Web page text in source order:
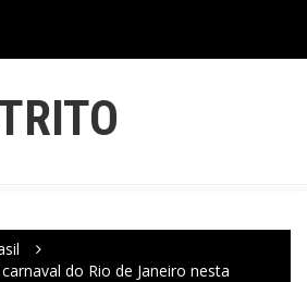
do Rio de Janeiro nesta